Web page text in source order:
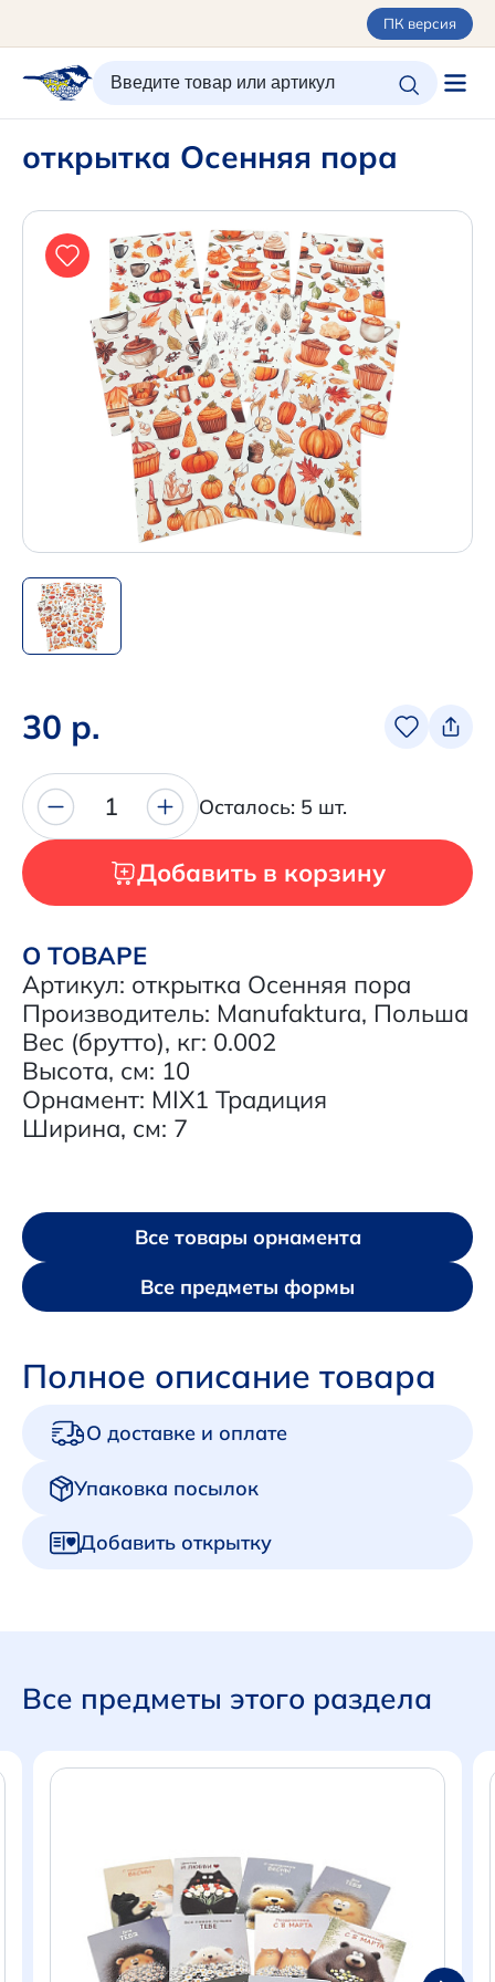
ПК версия
ИЗБРАННОЕ ВХОД/РЕГИСТРАЦИЯ КОРЗИНА
Орнаменты
О керамике
Оплата и доставка
Контакты
Подарочные карты
Новинки
Москва
+7 (495) 680-44-95 /
+7 (495) 680-92-00
.
Написать нам в Телеграм
+7 (925) 294-91-85
открытка Осенняя пора
30 р.
О ТОВАРЕ
Артикул: открытка Осенняя пора
Производитель: Manufaktura, Польша
Вес (брутто), кг: 0.002
Высота, см: 10
Орнамент: MIX1 Традиция
Ширина, см: 7
1 Осталось: 5 шт.
Добавить в корзину
Все товары орнамента
Все предметы формы
Полное описание товара
О доставке и оплате
Упаковка посылок
Добавить открытку
Все предметы этого раздела